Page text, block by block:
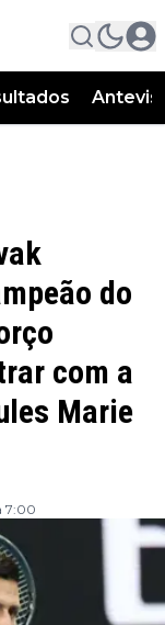
do
com a
Marie
7:00